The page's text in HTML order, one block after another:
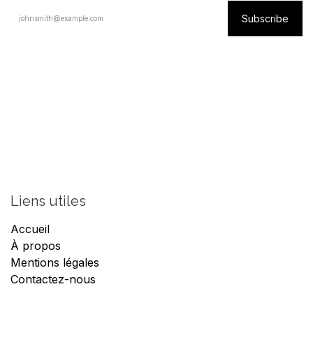
Subscribe
Liens utiles
Accueil
À propos
Mentions légales
Contactez-nous